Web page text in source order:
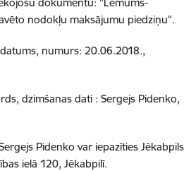
nodokļu maksājumu piedziņu".
numurs: 20.06.2018.,
dzimšanas dati : Sergejs Pidenko,
Pidenko var iepazīties Jēkabpils
ielā 120, Jēkabpilī.